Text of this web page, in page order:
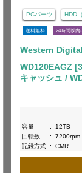
PCパーツ HDD
送料無料 24時間以内
Western
WD120EAGZ
キャッシュ /
容量
:
12TB
回転数
:
7200rpm
記録方式 : CMR